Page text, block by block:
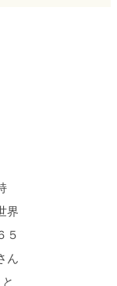
界
５
ん